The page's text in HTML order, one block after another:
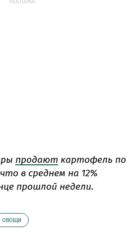
РЕКЛАМА:
продают картофель по
в среднем на 12%
прошлой недели.
ОВОЩИ